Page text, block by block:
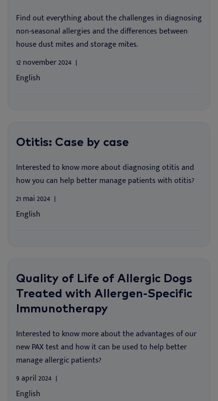
Find out everything about the challenges in diagnosing
non-seasonal allergies and the differences between
house dust mites and storage mites.
12 november 2024
English
Otitis: Case by case
Interested to know more about diagnosing otitis and
how you can help better manage patients with otitis?
21 mai 2024
English
Quality of Life of Allergic Dogs
Treated with Allergen-Specific
Immunotherapy
Interested to know more about the advantages of our
new PAX test and how it can be used to help better
manage allergic patients?
9 april 2024
English